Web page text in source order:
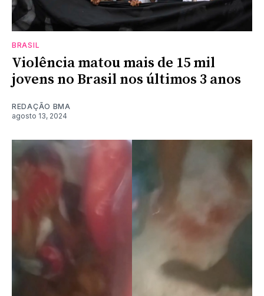
BRASIL
Violência matou mais de 15 mil
jovens no Brasil nos últimos 3 anos
REDAÇÃO BMA
agosto 13, 2024